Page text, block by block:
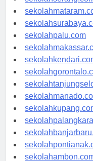
sekolahpalu.com